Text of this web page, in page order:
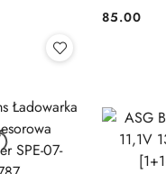
Cena:
85.00